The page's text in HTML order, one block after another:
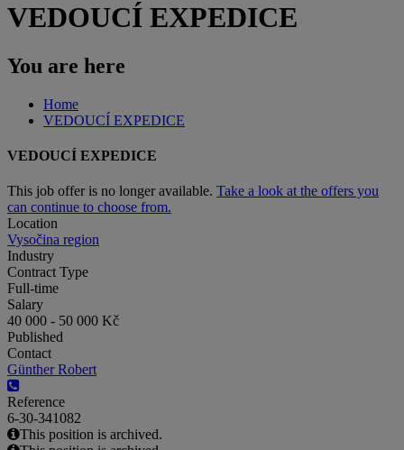
VEDOUCÍ EXPEDICE
You are here
Home
VEDOUCÍ EXPEDICE
VEDOUCÍ EXPEDICE
This job offer is no longer available. Take a look at the offers you
can continue to choose from.
Location
Vysočina region
Industry
Contract Type
Full-time
Salary
40 000 - 50 000 Kč
Published
Contact
Günther Robert
Reference
6-30-341082
This position is archived.